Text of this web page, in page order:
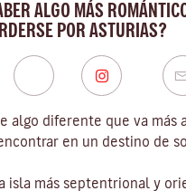
ALGO MÁS
POR ASTURIAS?
algo diferente que va más
en un destino de
isla más septentrional y